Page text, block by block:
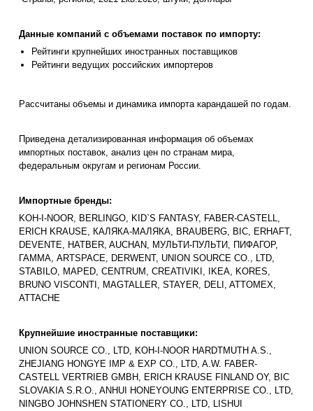
Данные компаний с объемами поставок по импорту:
Рейтинги крупнейших иностранных поставщиков
Рейтинги ведущих российских импортеров
Рассчитаны объемы и динамика импорта карандашей по годам.
Приведена детализированная информация об объемах
импортных поставок, анализ цен по странам мира,
федеральным округам и регионам России.
Импортные бренды:
KOH-I-NOOR, BERLINGO, KID`S FANTASY, FABER-CASTELL,
ERICH KRAUSE, КАЛЯКА-МАЛЯКА, BRAUBERG, BIC, ERHAFT,
DEVENTE, HATBER, AUCHAN, МУЛЬТИ-ПУЛЬТИ, ПИФАГОР,
ГАММА, ARTSPACE, DERWENT, UNION SOURCE CO., LTD,
STABILO, MAPED, CENTRUM, CREATIVIKI, IKEA, KORES,
BRUNO VISCONTI, MAGTALLER, STAYER, DELI, ATTOMEX,
ATTACHE
Крупнейшие иностранные поставщики:
UNION SOURCE CO., LTD, KOH-I-NOOR HARDTMUTH A.S.,
ZHEJIANG HONGYE IMP & EXP CO., LTD, A.W. FABER-
CASTELL VERTRIEB GMBH, ERICH KRAUSE FINLAND OY, BIC
SLOVAKIA S.R.O., ANHUI HONEYOUNG ENTERPRISE CO., LTD,
NINGBO JOHNSHEN STATIONERY CO., LTD, LISHUI